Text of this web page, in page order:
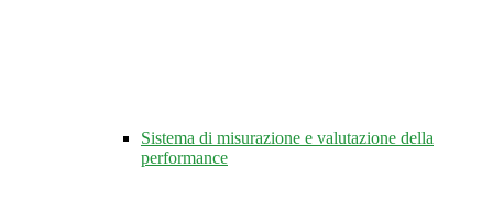
Sistema di misurazione e valutazione della
performance